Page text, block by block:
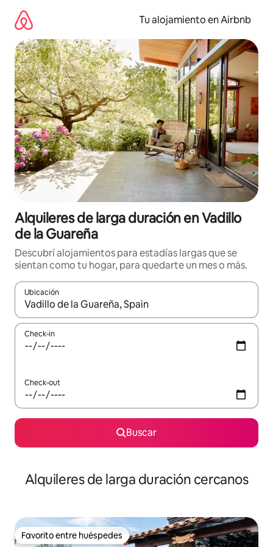
contenido
Tu alojamiento en Airbnb
Alquileres de larga duración en Vadillo
de la Guareña
Descubrí alojamientos para estadías largas que se
sientan como tu hogar, para quedarte un mes o más.
Ubicación
Cuando los resultados estén disponibles, navegá con las
Check-in
Check-out
Buscar
Alquileres de larga duración cercanos
Favorito entre huéspedes
Favorito entre huéspedes